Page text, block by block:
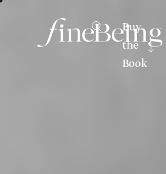
Buy
the
Book